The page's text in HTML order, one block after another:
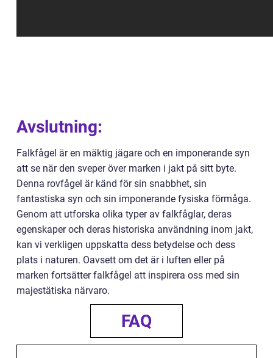
Avslutning:
Falkfågel är en mäktig jägare och en imponerande syn
att se när den sveper över marken i jakt på sitt byte.
Denna rovfågel är känd för sin snabbhet, sin
fantastiska syn och sin imponerande fysiska förmåga.
Genom att utforska olika typer av falkfåglar, deras
egenskaper och deras historiska användning inom jakt,
kan vi verkligen uppskatta dess betydelse och dess
plats i naturen. Oavsett om det är i luften eller på
marken fortsätter falkfågel att inspirera oss med sin
majestätiska närvaro.
FAQ